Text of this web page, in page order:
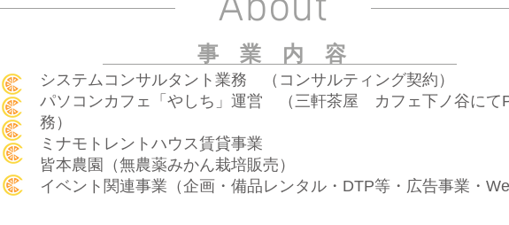
システムコンサルタント業務 （コンサルティング契約）
パソコンカフェ「やしち」運営 （三軒茶屋 カフェ下ノ谷にて
務）
ミナモトレントハウス賃貸事業
皆本農園（無農薬みかん栽培販売）
イベント関連事業（企画・備品レンタル・DTP等・広告事業・
事 業 内 容